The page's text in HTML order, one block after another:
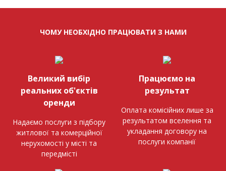
ЧОМУ НЕОБХІДНО ПРАЦЮВАТИ З НАМИ
Великий вибір
реальних об'єктів
оренди
Надаємо послуги з підбору
житлової та комерційної
нерухомості у місті та
передмісті
Працюємо на
результат
Оплата комісійних лише за
результатом вселення та
укладання договору на
послуги компанії